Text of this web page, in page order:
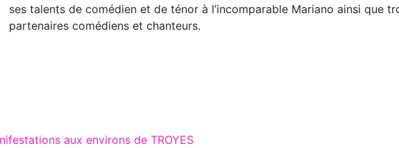
ses talents de comédien et de ténor à l’incomparable Mariano ainsi que
partenaires comédiens et chanteurs.
aux environs de TROYES